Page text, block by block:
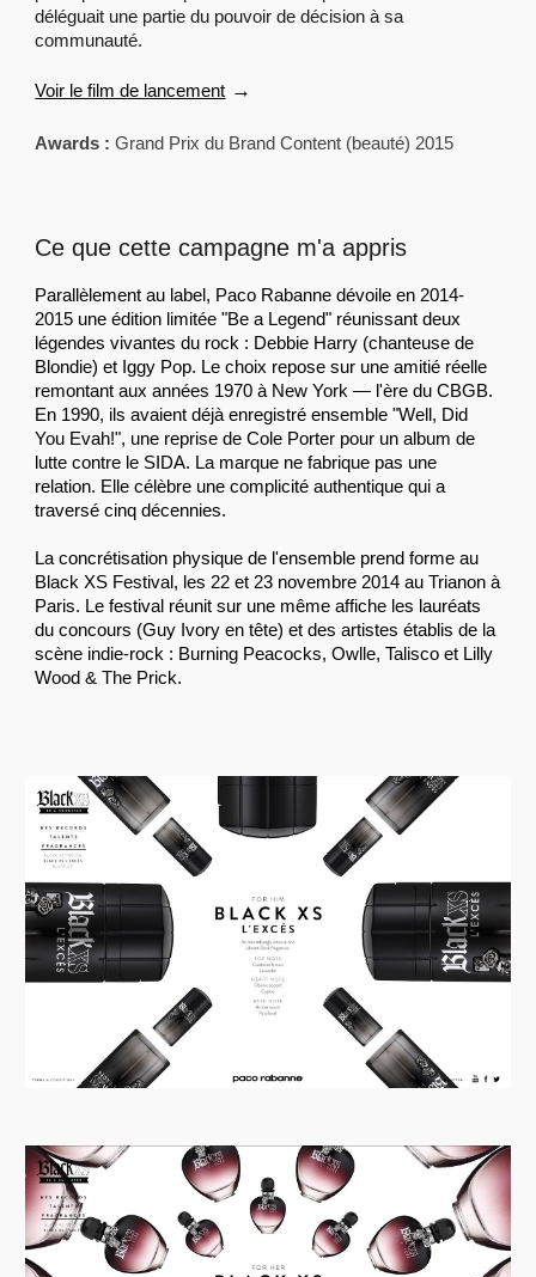
déléguait une partie du pouvoir de décision à sa
communauté.
Voir le film de lancement →
Awards :Grand Prix du Brand Content (beauté) 2015
Ce que cette campagne m'a appris
Parallèlement au label, Paco Rabanne dévoile en 2014-
2015 une édition limitée "Be a Legend" réunissant deux
légendes vivantes du rock : Debbie Harry (chanteuse de
Blondie) et Iggy Pop. Le choix repose sur une amitié réelle
remontant aux années 1970 à New York — l'ère du CBGB.
En 1990, ils avaient déjà enregistré ensemble "Well, Did
You Evah!", une reprise de Cole Porter pour un album de
lutte contre le SIDA. La marque ne fabrique pas une
relation. Elle célèbre une complicité authentique qui a
traversé cinq décennies.
La concrétisation physique de l'ensemble prend forme au
Black XS Festival, les 22 et 23 novembre 2014 au Trianon à
Paris. Le festival réunit sur une même affiche les lauréats
du concours (Guy Ivory en tête) et des artistes établis de la
scène indie-rock : Burning Peacocks, Owlle, Talisco et Lilly
Wood & The Prick.